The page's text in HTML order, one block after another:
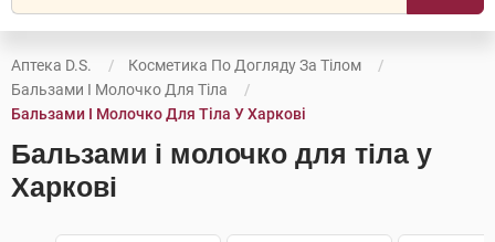
Аптека D.S.
Косметика По Догляду За Тілом
Бальзами І Молочко Для Тіла
Бальзами І Молочко Для Тіла У Харкові
Бальзами і молочко для тіла у
Харкові